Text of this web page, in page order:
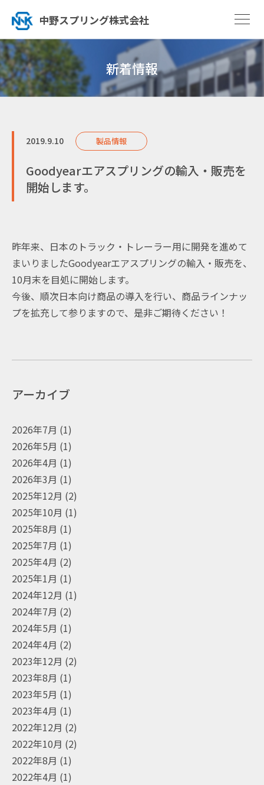
中野スプリング株式会社
新着情報
2019.9.10 製品情報
Goodyearエアスプリングの輸入・販売を
開始します。
昨年来、日本のトラック・トレーラー用に開発を進めて
まいりましたGoodyearエアスプリングの輸入・販売を、
10月末を目処に開始します。
今後、順次日本向け商品の導入を行い、商品ラインナッ
プを拡充して参りますので、是非ご期待ください！
アーカイブ
2026年7月 (1)
2026年5月 (1)
2026年4月 (1)
2026年3月 (1)
2025年12月 (2)
2025年10月 (1)
2025年8月 (1)
2025年7月 (1)
2025年4月 (2)
2025年1月 (1)
2024年12月 (1)
2024年7月 (2)
2024年5月 (1)
2024年4月 (2)
2023年12月 (2)
2023年8月 (1)
2023年5月 (1)
2023年4月 (1)
2022年12月 (2)
2022年10月 (2)
2022年8月 (1)
2022年4月 (1)